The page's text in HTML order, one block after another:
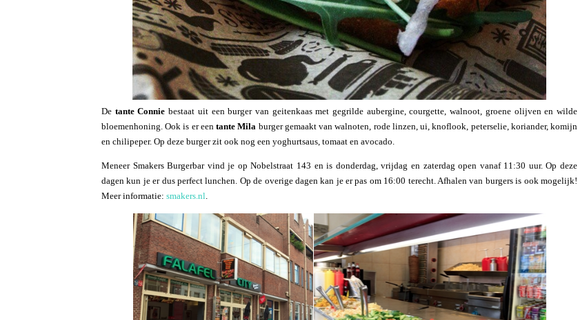
De tante Connie bestaat uit een burger van geitenkaas met gegrilde aubergine, courgette, walnoot, groene olijven en wilde
bloemenhoning. Ook is er eentante Mila burger gemaakt van walnoten, rode linzen, ui, knoflook, peterselie, koriander, komijn
en chilipeper. Op deze burger zit ook nog een yoghurtsaus, tomaat en avocado.
Meneer Smakers Burgerbar vind je op Nobelstraat 143 en is donderdag, vrijdag en zaterdag open vanaf 11:30 uur. Op deze
dagen kun je er dus perfect lunchen. Op de overige dagen kan je er pas om 16:00 terecht. Afhalen van burgers is ook mogelijk!
Meer informatie: smakers.nl.